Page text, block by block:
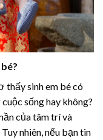
thấy sinh em bé có
sống hay không?
của tâm trí và
nhiên, nếu bạn tin